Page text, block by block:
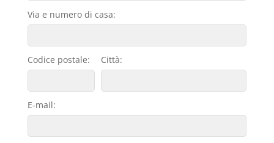
Via e numero di casa:
Codice postale: Città:
E-mail: